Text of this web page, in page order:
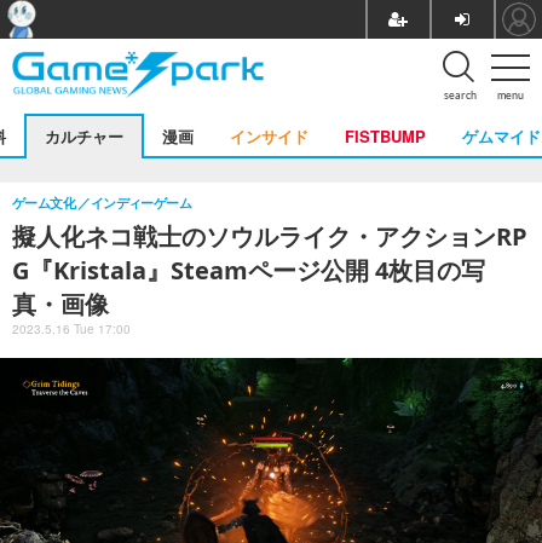
menu
search
カルチャー 漫画 インサイド FISTBUMP ゲムマイド
擬人化ネコ戦士のソウルライク・アクションRP
G『Kristala』Steamページ公開 4枚目の写
真・画像
ゲーム文化 インディーゲーム
2023.5.16 Tue 17:00